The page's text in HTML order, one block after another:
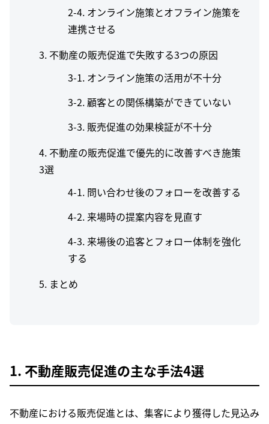
オンライン施策とオフライン施策を
連携させる
3. 不動産の販売促進で失敗する3つの原因
オンライン施策の活用が不十分
顧客との関係構築ができていない
販売促進の効果検証が不十分
4. 不動産の販売促進で優先的に改善すべき施策
3選
問い合わせ後のフォローを改善する
来場時の提案内容を見直す
来場後の追客とフォロー体制を強化
する
5. まとめ
1. 不動産販売促進の主な手法4選
不動産における販売促進とは、集客により獲得した見込み